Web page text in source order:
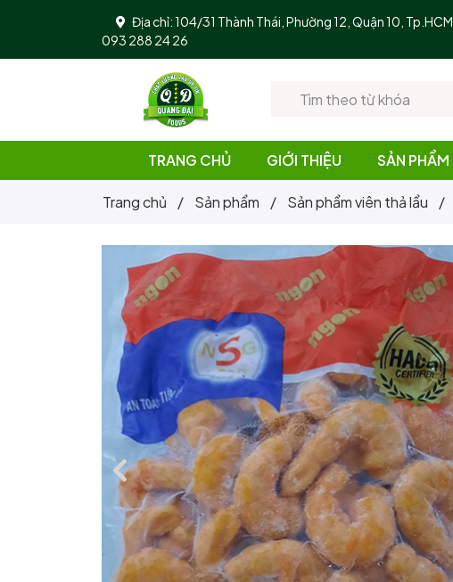
Địa chỉ: 104/31 Thành Thái, Phường 12, Quận 10, Tp.HCM
093 288 24 26
TRANG CHỦ GIỚI THIỆU SẢN PHẨM
Trang chủ / Sản phẩm / Sản phẩm viên thả lẩu /